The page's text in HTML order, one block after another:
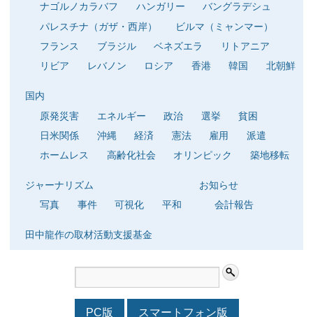
ナゴルノカラバフ
ハンガリー
バングラデシュ
パレスチナ（ガザ・西岸）
ビルマ（ミャンマー）
フランス
ブラジル ベネズエラ
リトアニア
リビア
レバノン ロシア 香港 韓国 北朝鮮
国内
原発災害
エネルギー 政治 選挙
貧困
日米関係
沖縄 経済 憲法 雇用
派遣
ホームレス
高齢化社会 オリンピック 築地移転
ジャーナリズム
写真
事件 可視化 平和
お知らせ
会計報告
田中龍作の取材活動支援基金
PC版 スマートフォン版